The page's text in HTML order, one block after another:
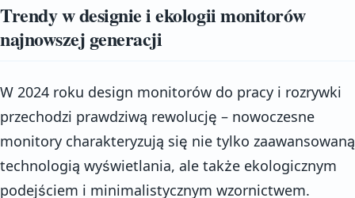
Trendy w designie i ekologii monitorów
najnowszej generacji
W 2024 roku design monitorów do pracy i rozrywki
przechodzi prawdziwą rewolucję – nowoczesne
monitory charakteryzują się nie tylko zaawansowaną
technologią wyświetlania, ale także ekologicznym
podejściem i minimalistycznym wzornictwem.